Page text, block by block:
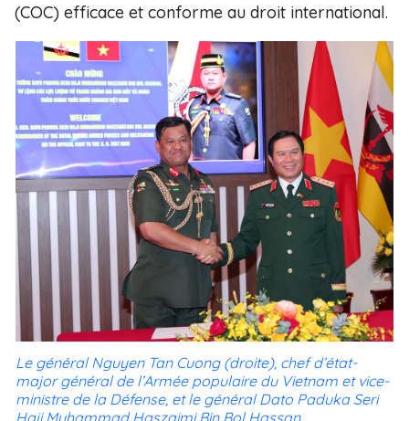
(COC) efficace et conforme au droit international.
Le général Nguyen Tan Cuong (droite), chef d’état-
major général de l’Armée populaire du Vietnam et vice-
ministre de la Défense, et le général Dato Paduka Seri
Haji Muhammad Haszaimi Bin Bol Hassan,